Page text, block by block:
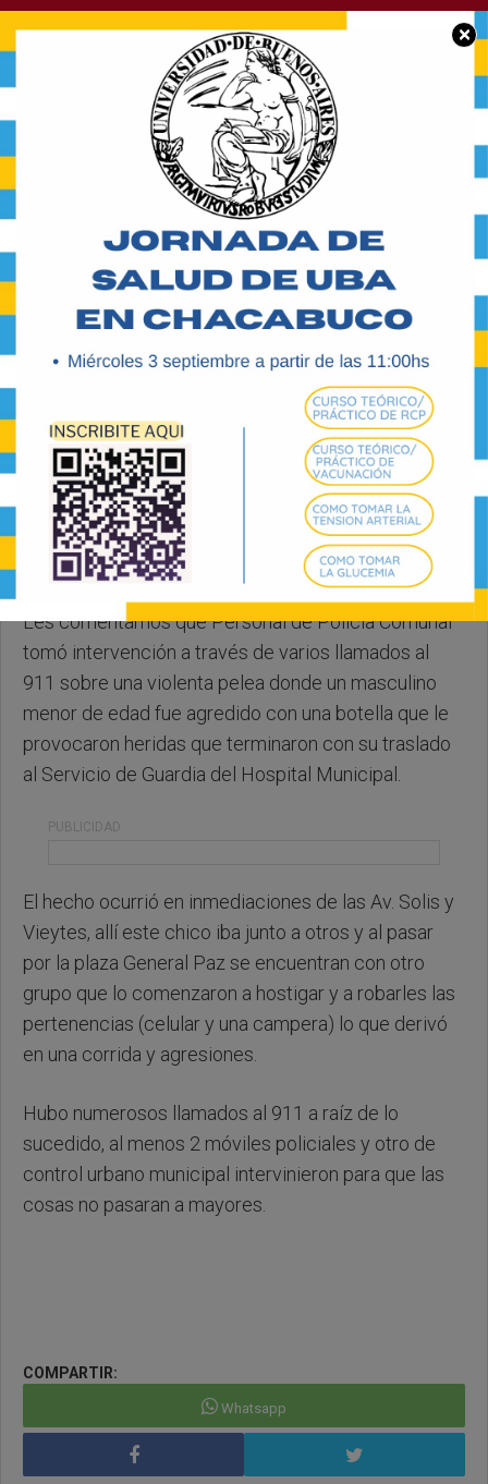
×
Un menor herido al
recibir un botellazo
Domingo, 08 de Junio de 2025 . 07:52 Hs.
Les comentamos que Personal de Policía Comunal
tomó intervención a través de varios llamados al
911 sobre una violenta pelea donde un masculino
menor de edad fue agredido con una botella que le
provocaron heridas que terminaron con su traslado
al Servicio de Guardia del Hospital Municipal.
PUBLICIDAD
El hecho ocurrió en inmediaciones de las Av. Solis y
Vieytes, allí este chico iba junto a otros y al pasar
por la plaza General Paz se encuentran con otro
grupo que lo comenzaron a hostigar y a robarles las
pertenencias (celular y una campera) lo que derivó
en una corrida y agresiones.
Hubo numerosos llamados al 911 a raíz de lo
sucedido, al menos 2 móviles policiales y otro de
control urbano municipal intervinieron para que las
cosas no pasaran a mayores.
COMPARTIR:
Whatsapp